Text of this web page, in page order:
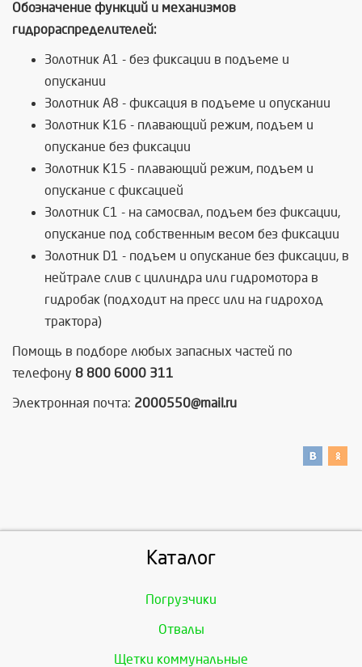
Обозначение функций и механизмов
гидрораспределителей:
Золотник А1 - без фиксации в подъеме и
опускании
Золотник А8 - фиксация в подъеме и опускании
Золотник К16 - плавающий режим, подъем и
опускание без фиксации
Золотник К15 - плавающий режим, подъем и
опускание с фиксацией
Золотник C1 - на самосвал, подъем без фиксации,
опускание под собственным весом без фиксации
Золотник D1 - подъем и опускание без фиксации, в
нейтрале слив с цилиндра или гидромотора в
гидробак (подходит на пресс или на гидроход
трактора)
Помощь в подборе любых запасных частей по
телефону 8 800 6000 311
Электронная почта: 2000550@mail.ru
Каталог
Погрузчики
Отвалы
Щетки коммунальные